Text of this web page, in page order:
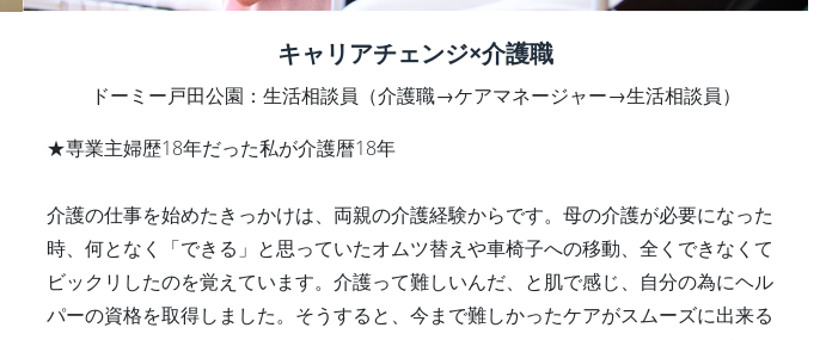
キャリアチェンジ×介護職
ドーミー戸田公園：生活相談員（介護職→ケアマネージャー→生活相談員）
★専業主婦歴18年だった私が介護暦18年
介護の仕事を始めたきっかけは、両親の介護経験からです。母の介護が必要になった
時、何となく「できる」と思っていたオムツ替えや車椅子への移動、全くできなくて
ビックリしたのを覚えています。介護って難しいんだ、と肌で感じ、自分の為にヘル
パーの資格を取得しました。そうすると、今まで難しかったケアがスムーズに出来る